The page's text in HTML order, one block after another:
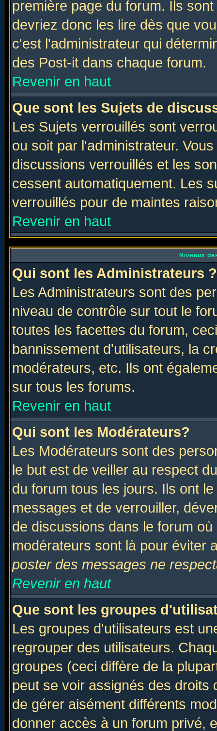
première page du forum. Ils
devriez donc les lire dès que
c'est l'administrateur qui
des Post-it dans chaque forum.
Revenir en haut
Que sont les Sujets de
Les Sujets verrouillés sont
ou soit par l'administrateur.
discussions verrouillés et les
cessent automatiquement. Les
verrouillés pour de maintes
Revenir en haut
Niveaux
Qui sont les Administrateurs ?
Les Administrateurs sont des
niveau de contrôle sur tout le
toutes les facettes du forum,
bannissement d'utilisateurs, la
modérateurs, etc. Ils ont
sur tous les forums.
Revenir en haut
Qui sont les Modérateurs?
Les Modérateurs sont des
le but est de veiller au respect
du forum tous les jours. Ils ont
messages et de verrouiller,
de discussions dans le forum
modérateurs sont là pour éviter
poster des messages ne
Revenir en haut
Que sont les groupes
Les groupes d'utilisateurs est
regrouper des utilisateurs.
groupes (ceci diffère de la
peut se voir assignés des
de gérer aisément différents
donner accès à un forum privé,